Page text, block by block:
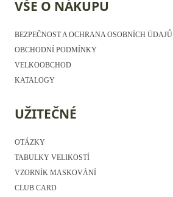
VŠE O NÁKUPU
BEZPEČNOST A OCHRANA OSOBNÍCH ÚDAJŮ
OBCHODNÍ PODMÍNKY
VELKOOBCHOD
KATALOGY
UŽITEČNÉ
OTÁZKY
TABULKY VELIKOSTÍ
VZORNÍK MASKOVÁNÍ
CLUB CARD